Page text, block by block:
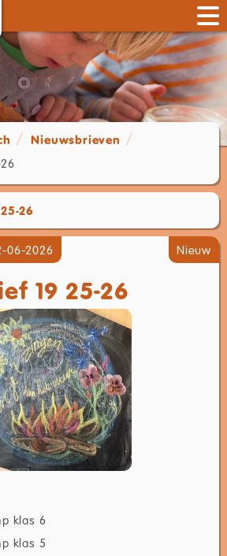
Nieuwsbrieven
26
06-2026 Nieuw
19 25-26
klas 6
klas 5